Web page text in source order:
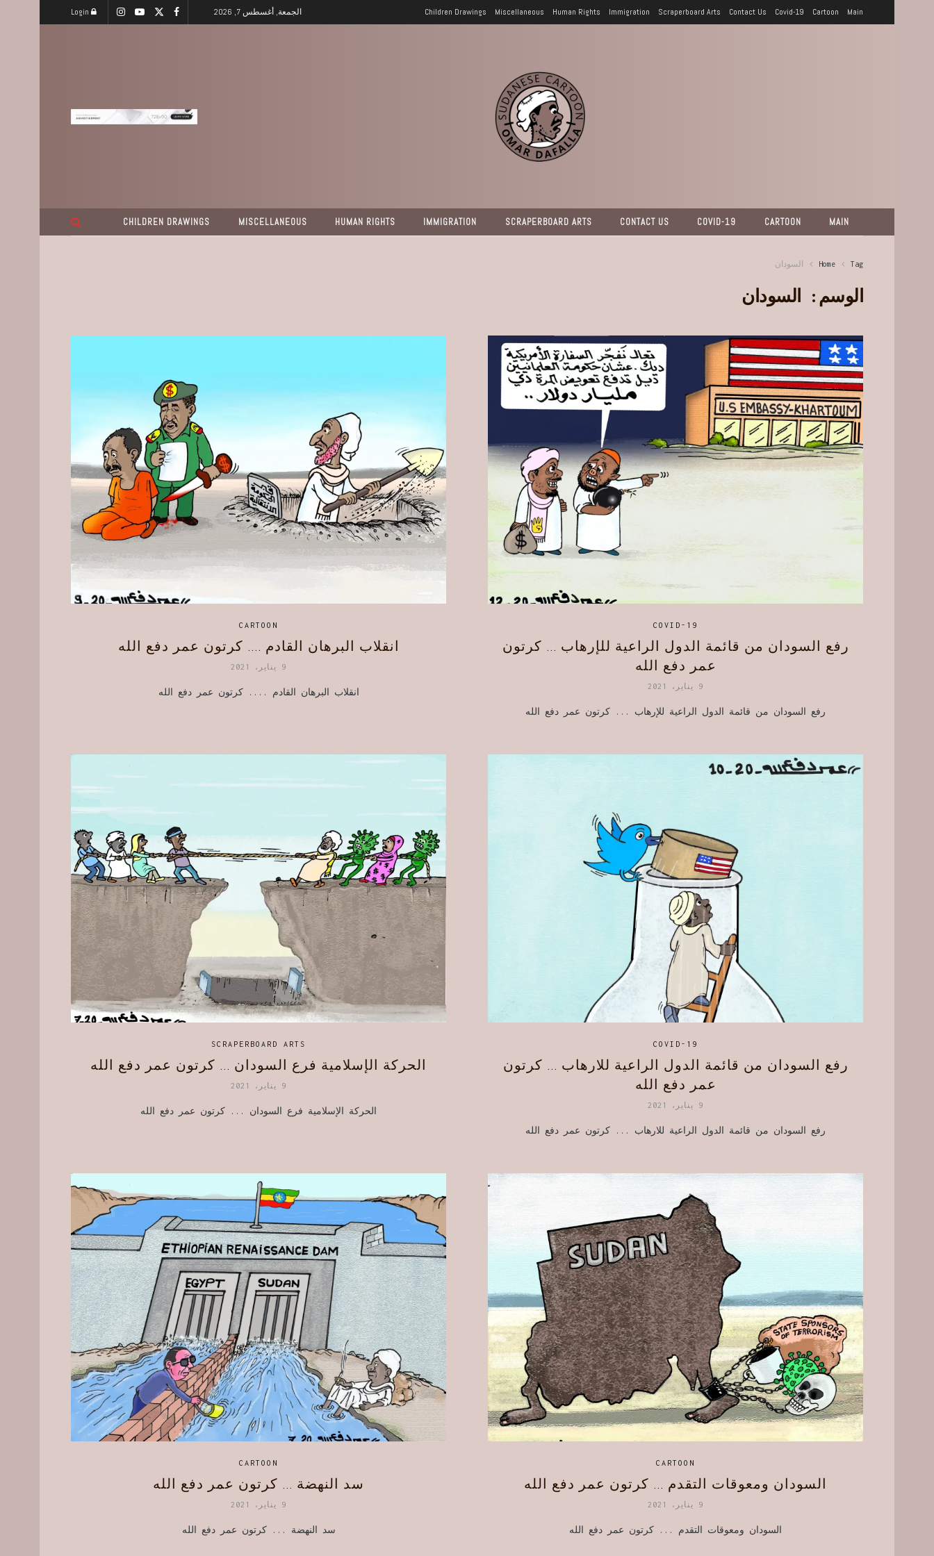
Main
Cartoon
Covid-19
Contact Us
Scraperboard Arts
Immigration
Human Rights
Miscellaneous
Children Drawings الجمعة, أغسطس 7, 2026
MAIN
CARTOON
COVID-19
CONTACT US
SCRAPERBOARD ARTS
IMMIGRATION
HUMAN RIGHTS
MISCELLANEOUS
CHILDREN DRAWINGS
Home Tag السودان
الوسم: السودان
COVID-19
رفع السودان من قائمة الدول الراعية للإرهاب … كرتون
عمر دفع الله
9 يناير، 2021
رفع السودان من قائمة الدول الراعية للإرهاب ... كرتون عمر دفع الله
CARTOON
انقلاب البرهان القادم …. كرتون عمر دفع الله
9 يناير، 2021
انقلاب البرهان القادم .... كرتون عمر دفع الله
COVID-19
رفع السودان من قائمة الدول الراعية للارهاب … كرتون
عمر دفع الله
9 يناير، 2021
رفع السودان من قائمة الدول الراعية للارهاب ... كرتون عمر دفع الله
SCRAPERBOARD ARTS
الحركة الإسلامية فرع السودان … كرتون عمر دفع الله
9 يناير، 2021
الحركة الإسلامية فرع السودان ... كرتون عمر دفع الله
CARTOON
السودان ومعوقات التقدم … كرتون عمر دفع الله
9 يناير، 2021
السودان ومعوقات التقدم ... كرتون عمر دفع الله
CARTOON
سد النهضة … كرتون عمر دفع الله
9 يناير، 2021
سد النهضة ... كرتون عمر دفع الله